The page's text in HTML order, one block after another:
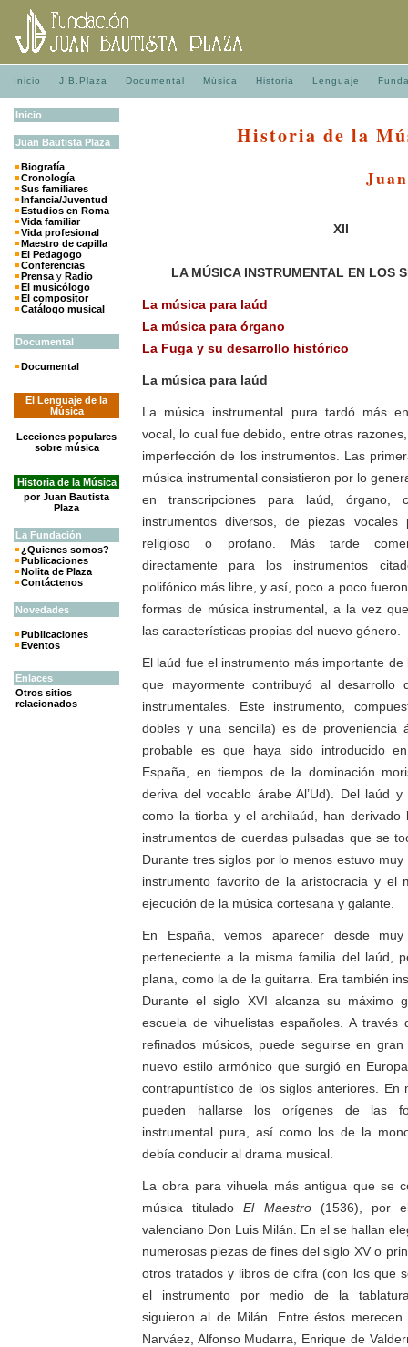
Inicio J.B.Plaza Documental Música Historia Lenguaje
Inicio
Juan Bautista Plaza
Biografía
Cronología
Sus familiares
Infancia/Juventud
Estudios en Roma
Vida familiar
Vida profesional
Maestro de capilla
El Pedagogo
Conferencias
Prensa y Radio
El musicólogo
El compositor
Catálogo musical
Documental
Documental
El Lenguaje de la
Música
Lecciones populares
sobre música
Historia de la Música
por Juan Bautista
Plaza
La Fundación
¿Quienes somos?
Publicaciones
Nolita de Plaza
Contáctenos
Novedades
Publicaciones
Eventos
Enlaces
Otros sitios
relacionados
Historia de la
XII
LA MÚSICA INSTRUMENTAL EN LOS
La música para laúd
La música para órgano
La Fuga y su desarrollo histórico
La música para laúd
La música instrumental pura tardó más
vocal, lo cual fue debido, entre otras
imperfección de los instrumentos. Las
música instrumental consistieron por lo
en transcripciones para laúd, órgano,
instrumentos diversos, de piezas vocales
religioso o profano. Más tarde
directamente para los instrumentos
polifónico más libre, y así, poco a poco
formas de música instrumental, a la vez
las características propias del nuevo género.
El laúd fue el instrumento más importante de
que mayormente contribuyó al desarrollo
instrumentales. Este instrumento,
dobles y una sencilla) es de proveniencia
probable es que haya sido introducido
España, en tiempos de la dominación
deriva del vocablo árabe Al’Ud). Del laúd
como la tiorba y el archilaúd, han derivado
instrumentos de cuerdas pulsadas que se
Durante tres siglos por lo menos estuvo
instrumento favorito de la aristocracia y el
ejecución de la música cortesana y galante.
En España, vemos aparecer desde
perteneciente a la misma familia del laúd,
plana, como la de la guitarra. Era también
Durante el siglo XVI alcanza su máximo
escuela de vihuelistas españoles. A
refinados músicos, puede seguirse en
nuevo estilo armónico que surgió en
contrapuntístico de los siglos anteriores. En
pueden hallarse los orígenes de las
instrumental pura, así como los de la
debía conducir al drama musical.
La obra para vihuela más antigua que se
música tituladoEl Maestro(1536), por
valenciano Don Luis Milán. En el se hallan
numerosas piezas de fines del siglo XV o
otros tratados y libros de cifra (con los que
el instrumento por medio de la
siguieron al de Milán. Entre éstos
Narváez, Alfonso Mudarra, Enrique de